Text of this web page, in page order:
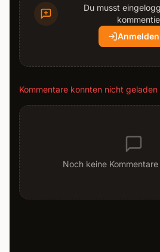
Du musst
Anmelden
Kommentare konnten nicht geladen
Noch keine